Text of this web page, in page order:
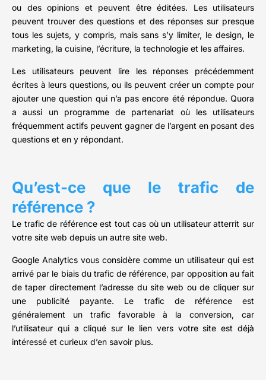
ou des opinions et peuvent être éditées. Les utilisateurs
peuvent trouver des questions et des réponses sur presque
tous les sujets, y compris, mais sans s’y limiter, le design, le
marketing, la cuisine, l’écriture, la technologie et les affaires.
Les utilisateurs peuvent lire les réponses précédemment
écrites à leurs questions, ou ils peuvent créer un compte pour
ajouter une question qui n’a pas encore été répondue. Quora
a aussi un programme de partenariat où les utilisateurs
fréquemment actifs peuvent gagner de l’argent en posant des
questions et en y répondant.
Qu’est-ce que le trafic de
référence ?
Le trafic de référence est tout cas où un utilisateur atterrit sur
votre site web depuis un autre site web.
Google Analytics vous considère comme un utilisateur qui est
arrivé par le biais du trafic de référence, par opposition au fait
de taper directement l’adresse du site web ou de cliquer sur
une publicité payante. Le trafic de référence est
généralement un trafic favorable à la conversion, car
l’utilisateur qui a cliqué sur le lien vers votre site est déjà
intéressé et curieux d’en savoir plus.